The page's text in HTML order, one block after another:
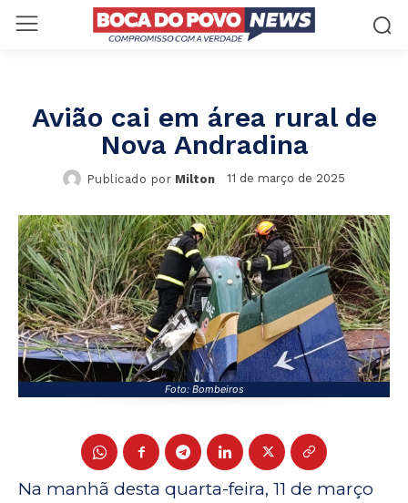
Avião cai em área rural de
Nova Andradina
Publicado por Milton 11 de março de 2025
Foto: Bombeiros
Na manhã desta quarta-feira, 11 de março